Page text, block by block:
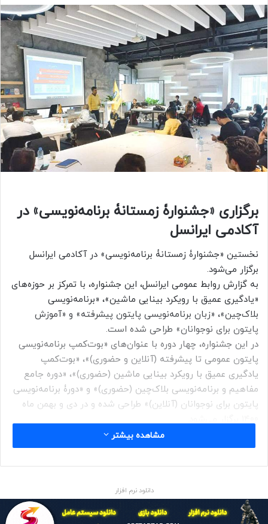
برگزاری «جشنوارۀ زمستانۀ برنامه‌نویسی» در
آکادمی ایرانسل
نخستین «جشنوارۀ زمستانۀ برنامه‌نویسی» در آکادمی ایرانسل
برگزار می‌شود.
به گزارش روابط عمومی ایرانسل، این جشنواره، با تمرکز بر حوزه‌های
«یادگیری عمیق با رویکرد بینایی ماشین»، «برنامه‌نویسی
بلاک‌چین»، «زبان برنامه‌نویسی پایتون پیشرفته» و «آموزش
پایتون برای نوجوانان» طراحی شده است.
در این جشنواره، چهار دوره با عنوان‌های «بوت‌کمپ برنامه‌نویسی
پایتون عمومی تا پیشرفته (آنلاین و حضوری)»، «بوت‌کمپ
یادگیری عمیق با رویکرد بینایی ماشین (حضوری)»، «دوره جامع
مفاهیم و برنامه‌نویسی بلاک‌چین (حضوری)» و «دورۀ برنامه‌نویسی
پایتون برای نوجوانان (آنلاین)» طراحی شده و در دی و بهمن ماه
با توجه به پر رنگ شدن نقش هوش‌مصنوعی و بلاک‌چین در
کسب‌و‌کارهای مختلف، کارشناسان بر این باورند که زبان
برنامه‌نویسی، در آینده نزدیک برای همگان ضروری خواهد شد. نظر
به اهمیت این موضوع، آکادمی ایرانسل پس از برگزاری چند دورۀ
مشاهده بیشتر
دانلود نرم افزار